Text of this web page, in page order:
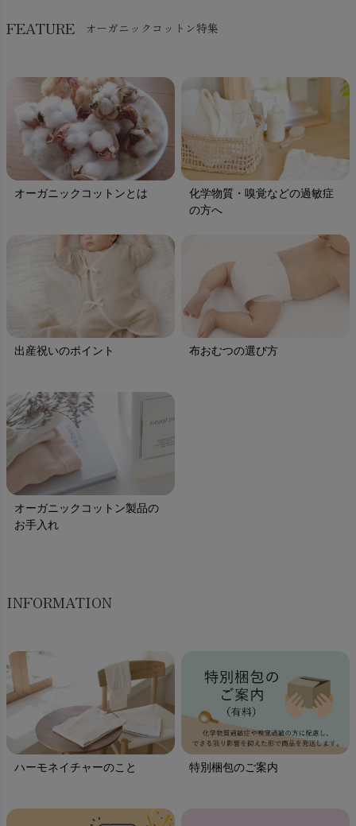
FEATURE オーガニックコットン特集
オーガニックコットンとは
化学物質・嗅覚などの過敏症
の方へ
出産祝いのポイント 布おむつの選び方
オーガニックコットン製品の
お手入れ
INFORMATION
ハーモネイチャーのこと 特別梱包のご案内